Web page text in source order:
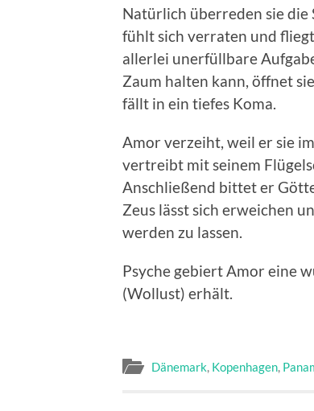
Natürlich überreden sie die
fühlt sich verraten und
allerlei unerfüllbare
Zaum halten kann, öffnet
fällt in ein tiefes Koma.
Amor verzeiht, weil er sie
vertreibt mit seinem
Anschließend bittet er
Zeus lässt sich erweichen
werden zu lassen.
Psyche gebiert Amor eine
(Wollust) erhält.
Dänemark, Kopenhagen,